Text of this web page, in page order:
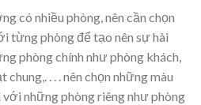
có nhiều phòng, nên cần chọn
từng phòng để tạo nên sự hài
phòng chính như phòng khách,
. . . nên chọn những màu
những phòng riêng như phòng